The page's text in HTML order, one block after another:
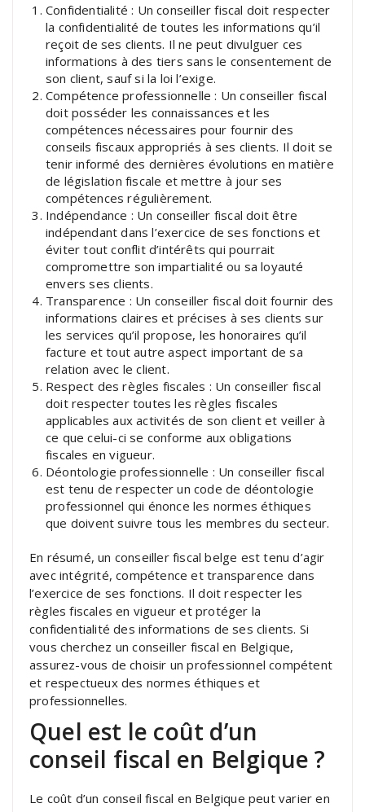
Confidentialité : Un conseiller fiscal doit respecter
la confidentialité de toutes les informations qu’il
reçoit de ses clients. Il ne peut divulguer ces
informations à des tiers sans le consentement de
son client, sauf si la loi l’exige.
Compétence professionnelle : Un conseiller fiscal
doit posséder les connaissances et les
compétences nécessaires pour fournir des
conseils fiscaux appropriés à ses clients. Il doit se
tenir informé des dernières évolutions en matière
de législation fiscale et mettre à jour ses
compétences régulièrement.
Indépendance : Un conseiller fiscal doit être
indépendant dans l’exercice de ses fonctions et
éviter tout conflit d’intérêts qui pourrait
compromettre son impartialité ou sa loyauté
envers ses clients.
Transparence : Un conseiller fiscal doit fournir des
informations claires et précises à ses clients sur
les services qu’il propose, les honoraires qu’il
facture et tout autre aspect important de sa
relation avec le client.
Respect des règles fiscales : Un conseiller fiscal
doit respecter toutes les règles fiscales
applicables aux activités de son client et veiller à
ce que celui-ci se conforme aux obligations
fiscales en vigueur.
Déontologie professionnelle : Un conseiller fiscal
est tenu de respecter un code de déontologie
professionnel qui énonce les normes éthiques
que doivent suivre tous les membres du secteur.
En résumé, un conseiller fiscal belge est tenu d’agir
avec intégrité, compétence et transparence dans
l’exercice de ses fonctions. Il doit respecter les
règles fiscales en vigueur et protéger la
confidentialité des informations de ses clients. Si
vous cherchez un conseiller fiscal en Belgique,
assurez-vous de choisir un professionnel compétent
et respectueux des normes éthiques et
professionnelles.
Quel est le coût d’un
conseil fiscal en Belgique ?
Le coût d’un conseil fiscal en Belgique peut varier en